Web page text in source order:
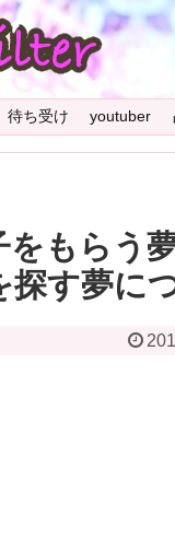
待ち受け youtuber
をもらう
探す夢に